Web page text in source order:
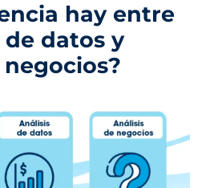
hay entre
de datos y